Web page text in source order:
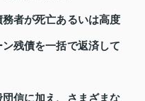
者が死亡あるいは高度
残債を一括で返済して
信に加え、さまざまな